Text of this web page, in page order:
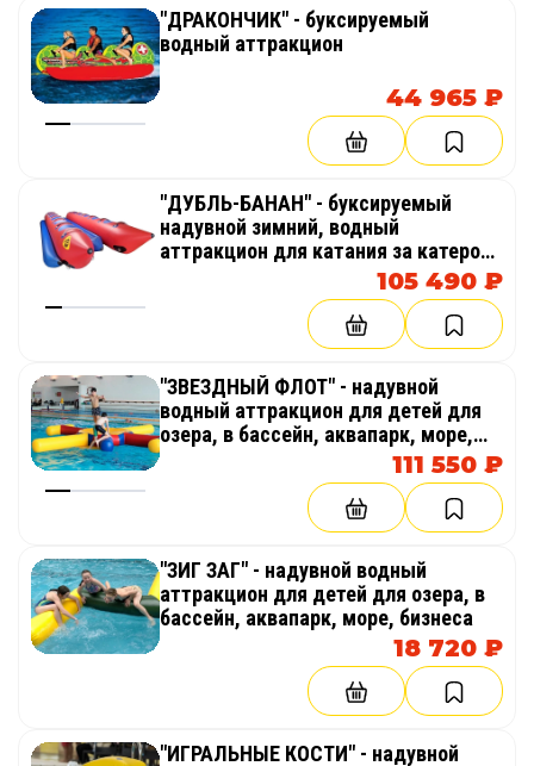
"ДРАКОНЧИК" - буксируемый
водный аттракцион
44 965 ₽
"ДУБЛЬ-БАНАН" - буксируемый
надувной зимний, водный
аттракцион для катания за катером,
105 490 ₽
"ЗВЕЗДНЫЙ ФЛОТ" - надувной
водный аттракцион для детей для
озера, в бассейн, аквапарк, море,
111 550 ₽
"ЗИГ ЗАГ" - надувной водный
аттракцион для детей для озера, в
бассейн, аквапарк, море, бизнеса
18 720 ₽
"ИГРАЛЬНЫЕ КОСТИ" - надувной